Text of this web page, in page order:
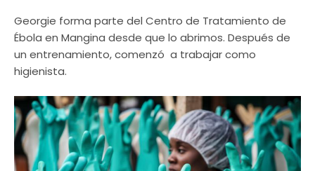
Georgie forma parte del Centro de Tratamiento de
Ébola en Mangina desde que lo abrimos. Después de
un entrenamiento, comenzó a trabajar como
higienista.